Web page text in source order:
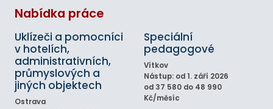
Nabídka práce
Uklízeči a pomocníci
v hotelích,
administrativních,
průmyslových a
jiných objektech
Ostrava
Speciální
pedagogové
Vítkov
Nástup: od 1. září 2026
od 37 580 do 48 990
Kč/měsíc